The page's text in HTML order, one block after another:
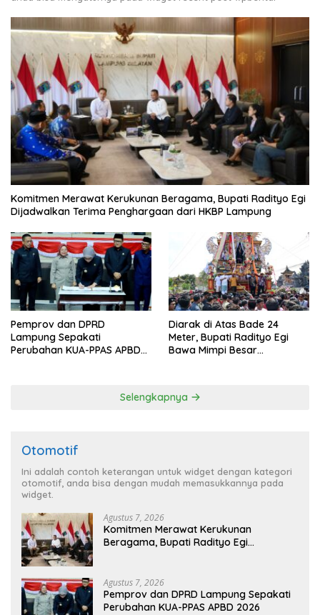
Komitmen Merawat Kerukunan Beragama, Bupati Radityo Egi
Dijadwalkan Terima Penghargaan dari HKBP Lampung
Pemprov dan DPRD
Lampung Sepakati
Perubahan KUA-PPAS APBD
Diarak di Atas Bade 24
Meter, Bupati Radityo Egi
Bawa Mimpi Besar
Selengkapnya
Otomotif
Ini adalah contoh keterangan untuk widget dengan kategori
otomotif, anda bisa dengan mudah memasukkannya pada
widget.
Agustus 7, 2026
Komitmen Merawat Kerukunan
Beragama, Bupati Radityo Egi
Agustus 7, 2026
Pemprov dan DPRD Lampung Sepakati
Perubahan KUA-PPAS APBD 2026